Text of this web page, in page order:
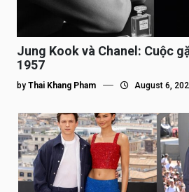
Jung Kook và Chanel: Cuộc
1957
by Thai Khang Pham August 6,